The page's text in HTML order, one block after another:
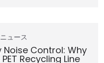
ュース
Noise Control: Why
PET Recycling Line